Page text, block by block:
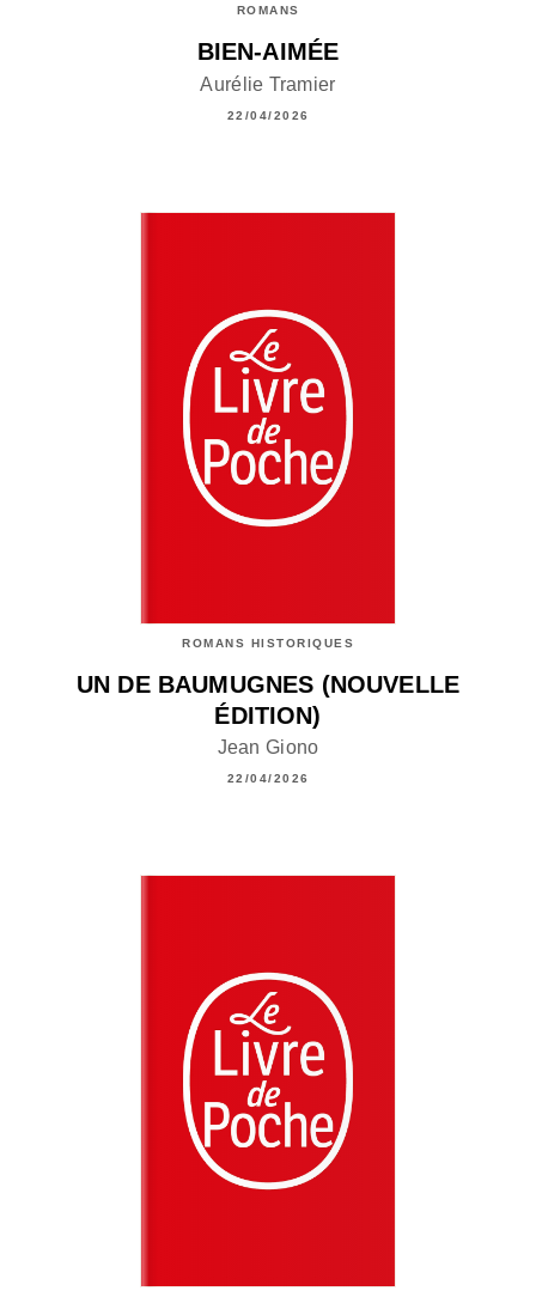
ROMANS
BIEN-AIMÉE
Aurélie Tramier
22/04/2026
ROMANS HISTORIQUES
UN DE BAUMUGNES (NOUVELLE
ÉDITION)
Jean Giono
22/04/2026